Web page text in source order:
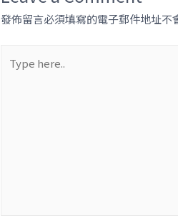
發佈留言必須填寫的電子郵件地址不